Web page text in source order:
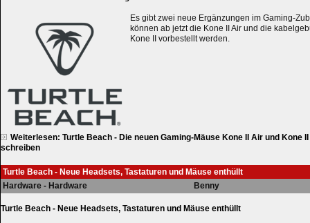
Es gibt zwei neue Ergänzungen im Gaming-
können ab jetzt die Kone II Air und die
Kone II vorbestellt werden.
Weiterlesen: Turtle Beach - Die neuen Gaming-Mäuse Kone II Air und Kone II
schreiben
Turtle Beach - Neue Headsets, Tastaturen und Mäuse enthüllt
Hardware - Hardware
Benny
Turtle Beach - Neue Headsets, Tastaturen und Mäuse enthüllt